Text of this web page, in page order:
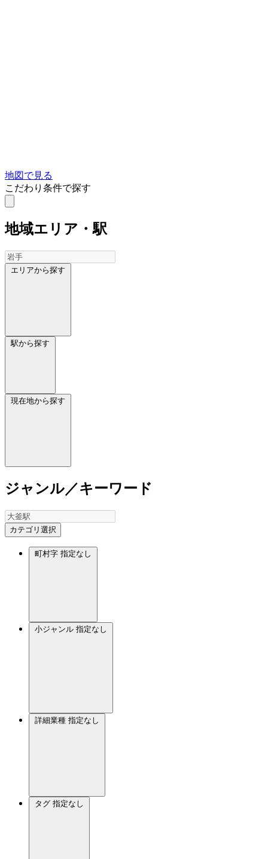
地図で見る
こだわり条件で探す
地域エリア・駅
エリアから探す
駅から探す
現在地から探す
ジャンル／キーワード
カテゴリ選択
町村字 指定なし
小ジャンル 指定なし
詳細業種 指定なし
タグ 指定なし